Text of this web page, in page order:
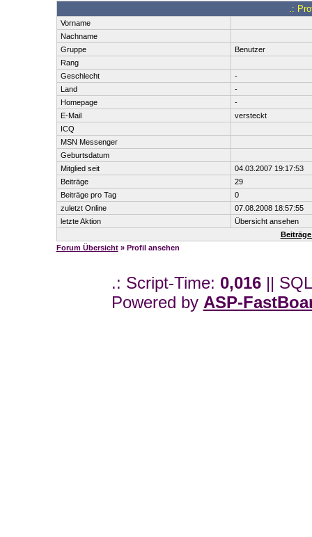
.:
Vorname
Nachname
Gruppe
Benutzer
Rang
Geschlecht
-
Land
-
Homepage
-
E-Mail
versteckt
ICQ
MSN Messenger
Geburtsdatum
Mitglied seit
04.03.2007 19:17:53
Beiträge
29
Beiträge pro Tag
0
zuletzt Online
07.08.2008 18:57:55
letzte Aktion
Übersicht ansehen
Forum Übersicht» Profil ansehen
.: Script-Time: 0,016||
Powered by ASP-